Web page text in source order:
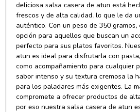
deliciosa salsa casera de atun está
frescos y de alta calidad, lo que le da
auténtico. Con un peso de 350
opción para aquellos que buscan un
perfecto para sus platos favoritos.
atun es ideal para disfrutarla con
como acompañamiento para cualquier
sabor intenso y su textura cremosa la
para los paladares más exigentes. La
compromete a ofrecer productos de
por eso nuestra salsa casera de atun